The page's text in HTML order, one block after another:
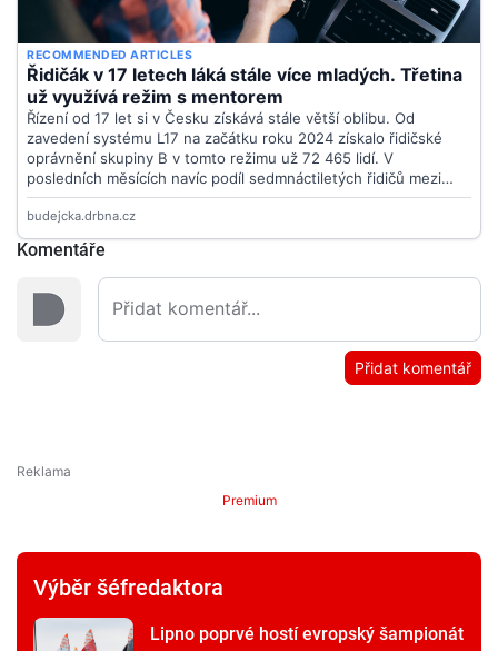
Komentáře
Přidat komentář
Premium
Výběr šéfredaktora
Lipno poprvé hostí evropský šampionát